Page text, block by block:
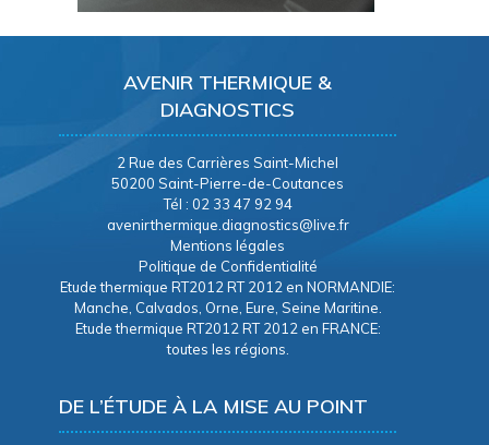
AVENIR THERMIQUE &
DIAGNOSTICS
2 Rue des Carrières Saint-Michel
50200 Saint-Pierre-de-Coutances
Tél : 02 33 47 92 94
avenirthermique.diagnostics@live.fr
Mentions légales
Politique de Confidentialité
Etude thermique RT2012 RT 2012 en NORMANDIE:
Manche, Calvados, Orne, Eure, Seine Maritine.
Etude thermique RT2012 RT 2012 en FRANCE:
toutes les régions.
DE L’ÉTUDE À LA MISE AU POINT